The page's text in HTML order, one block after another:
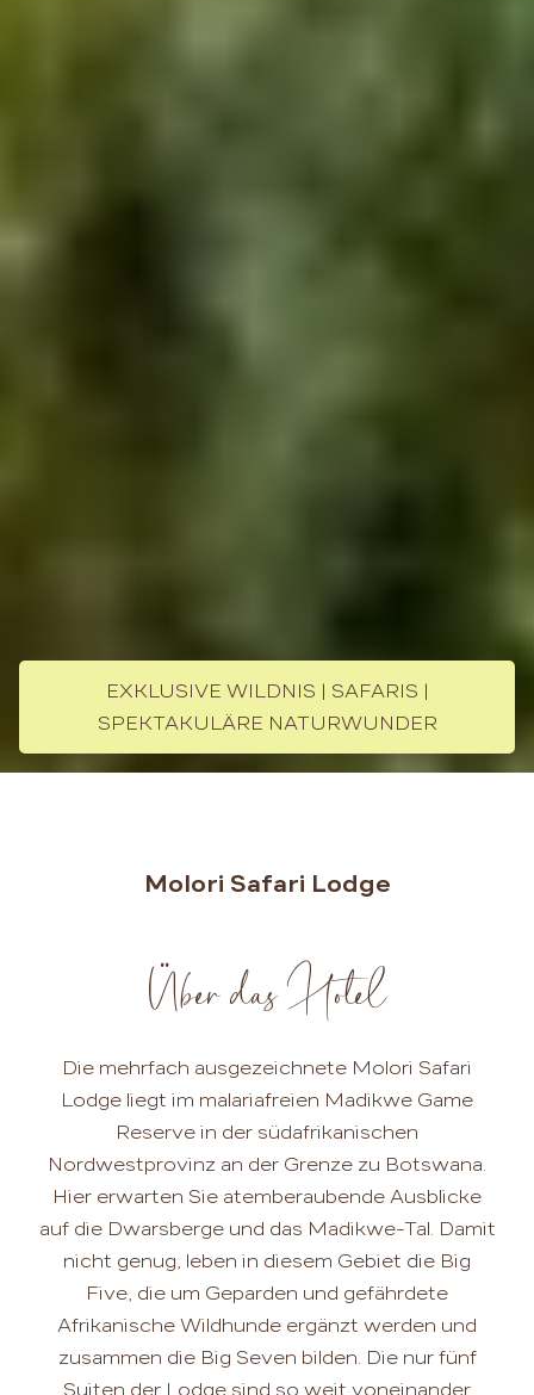
EXKLUSIVE WILDNIS | SAFARIS |
SPEKTAKULÄRE NATURWUNDER
Molori Safari Lodge
Über das Hotel
Die mehrfach ausgezeichnete Molori Safari
Lodge liegt im malariafreien Madikwe Game
Reserve in der südafrikanischen
Nordwestprovinz an der Grenze zu Botswana.
Hier erwarten Sie atemberaubende Ausblicke
auf die Dwarsberge und das Madikwe-Tal. Damit
nicht genug, leben in diesem Gebiet die Big
Five, die um Geparden und gefährdete
Afrikanische Wildhunde ergänzt werden und
zusammen die Big Seven bilden. Die nur fünf
Suiten der Lodge sind so weit voneinander